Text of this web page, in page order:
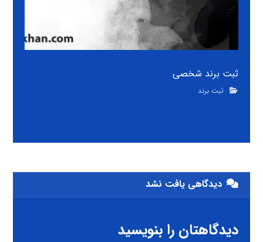
ثبت برند شخصی
ثبت برند
دیدگاهی یافت نشد
دیدگاهتان را بنویسید